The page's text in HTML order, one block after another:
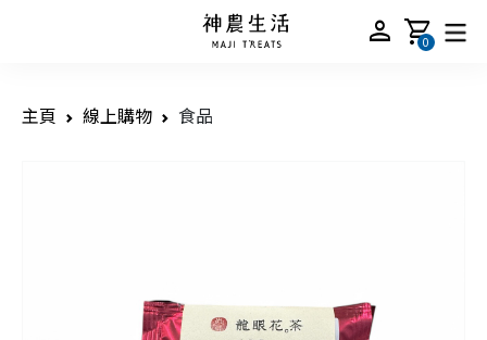
person shopping_cart
0
主頁 線上購物 食品